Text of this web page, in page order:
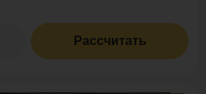
Рассчитать